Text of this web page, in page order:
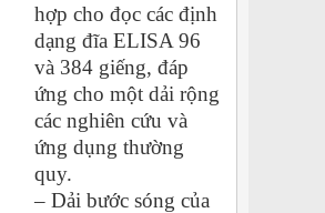
hợp cho đọc các định
dạng đĩa ELISA 96
và 384 giếng, đáp
ứng cho một dải rộng
các nghiên cứu và
ứng dụng thường
quy.
– Dải bước sóng của